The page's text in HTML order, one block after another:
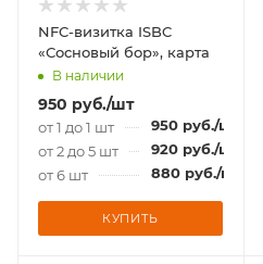
NFC-визитка ISBC
«Сосновый бор», карта
В наличии
950 руб./шт
от 1 до 1 шт 950 руб./шт
от 2 до 5 шт
920 руб./шт
от 6 шт
880 руб./шт
КУПИТЬ